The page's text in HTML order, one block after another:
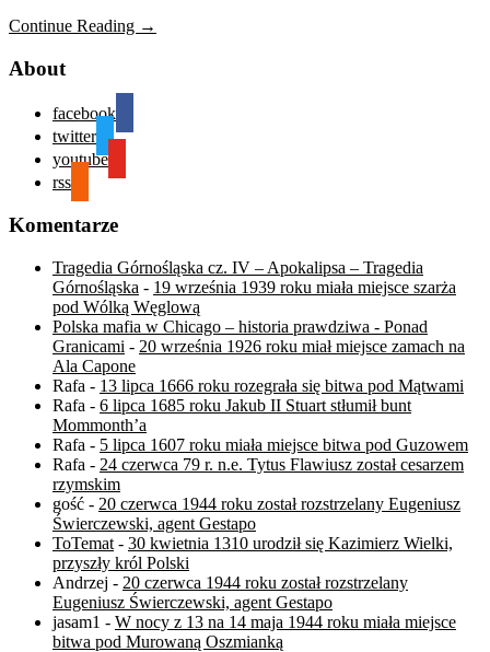
Continue Reading →
About
facebook
twitter
youtube
rss
Komentarze
Tragedia Górnośląska cz. IV – Apokalipsa – Tragedia
Górnośląska - 19 września 1939 roku miała miejsce szarża
pod Wólką Węglową
Polska mafia w Chicago – historia prawdziwa - Ponad
Granicami - 20 września 1926 roku miał miejsce zamach na
Ala Capone
Rafa - 13 lipca 1666 roku rozegrała się bitwa pod Mątwami
Rafa - 6 lipca 1685 roku Jakub II Stuart stłumił bunt
Mommonth’a
Rafa - 5 lipca 1607 roku miała miejsce bitwa pod Guzowem
Rafa - 24 czerwca 79 r. n.e. Tytus Flawiusz został cesarzem
rzymskim
gość - 20 czerwca 1944 roku został rozstrzelany Eugeniusz
Świerczewski, agent Gestapo
ToTemat - 30 kwietnia 1310 urodził się Kazimierz Wielki,
przyszły król Polski
Andrzej - 20 czerwca 1944 roku został rozstrzelany
Eugeniusz Świerczewski, agent Gestapo
jasam1 - W nocy z 13 na 14 maja 1944 roku miała miejsce
bitwa pod Murowaną Oszmianką